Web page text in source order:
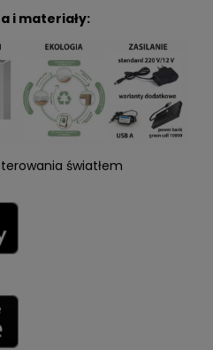
i materiały:
światłem